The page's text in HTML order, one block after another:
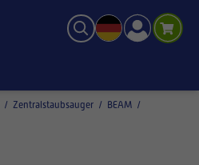
/ Zentralstaubsauger / BEAM /